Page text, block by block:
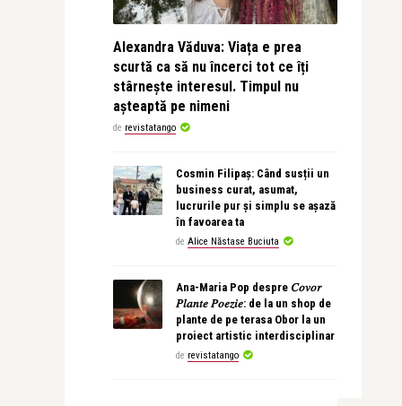
Alexandra Văduva: Viața e prea
scurtă ca să nu încerci tot ce îți
stârnește interesul. Timpul nu
așteaptă pe nimeni
de revistatango
Cosmin Filipaș: Când susții un
business curat, asumat,
lucrurile pur și simplu se așază
în favoarea ta
de Alice Năstase Buciuta
Ana-Maria Pop despre 𝐶𝑜𝑣𝑜𝑟
𝑃𝑙𝑎𝑛𝑡𝑒 𝑃𝑜𝑒𝑧𝑖𝑒: de la un shop de
plante de pe terasa Obor la un
proiect artistic interdisciplinar
de revistatango